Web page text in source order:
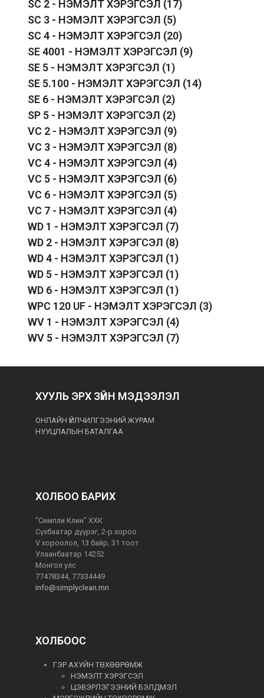
SC 2 - НЭМЭЛТ ХЭРЭГСЭЛ (17)
SC 3 - НЭМЭЛТ ХЭРЭГСЭЛ (5)
SC 4 - НЭМЭЛТ ХЭРЭГСЭЛ (20)
SE 4001 - НЭМЭЛТ ХЭРЭГСЭЛ (9)
SE 5 - НЭМЭЛТ ХЭРЭГСЭЛ (1)
SE 5.100 - НЭМЭЛТ ХЭРЭГСЭЛ (14)
SE 6 - НЭМЭЛТ ХЭРЭГСЭЛ (2)
SP 5 - НЭМЭЛТ ХЭРЭГСЭЛ (2)
VC 2 - НЭМЭЛТ ХЭРЭГСЭЛ (9)
VC 3 - НЭМЭЛТ ХЭРЭГСЭЛ (8)
VC 4 - НЭМЭЛТ ХЭРЭГСЭЛ (4)
VC 5 - НЭМЭЛТ ХЭРЭГСЭЛ (6)
VC 6 - НЭМЭЛТ ХЭРЭГСЭЛ (5)
VC 7 - НЭМЭЛТ ХЭРЭГСЭЛ (4)
WD 1 - НЭМЭЛТ ХЭРЭГСЭЛ (7)
WD 2 - НЭМЭЛТ ХЭРЭГСЭЛ (8)
WD 4 - НЭМЭЛТ ХЭРЭГСЭЛ (1)
WD 5 - НЭМЭЛТ ХЭРЭГСЭЛ (1)
WD 6 - НЭМЭЛТ ХЭРЭГСЭЛ (1)
WPC 120 UF - НЭМЭЛТ ХЭРЭГСЭЛ (3)
WV 1 - НЭМЭЛТ ХЭРЭГСЭЛ (4)
WV 5 - НЭМЭЛТ ХЭРЭГСЭЛ (7)
ХУУЛЬ ЭРХ ЗҮЙН МЭДЭЭЛЭЛ
ОНЛАЙН ҮЙЛЧИЛГЭЭНИЙ ЖУРАМ
НУУЦЛАЛЫН БАТАЛГАА
ХОЛБОО БАРИХ
“Симпли Клин” ХХК
Сүхбаатар дүүрэг, 2-р хороо
V хороолол, 13 байр, 31 тоот
Улаанбаатар 14252
Монгол улс
77478344, 77334449
info@simplyclean.mn
ХОЛБООС
ГЭР АХУЙН ТӨХӨӨРӨМЖ
НЭМЭЛТ ХЭРЭГСЭЛ
ЦЭВЭРЛЭГЭЭНИЙ БЭЛДМЭЛ